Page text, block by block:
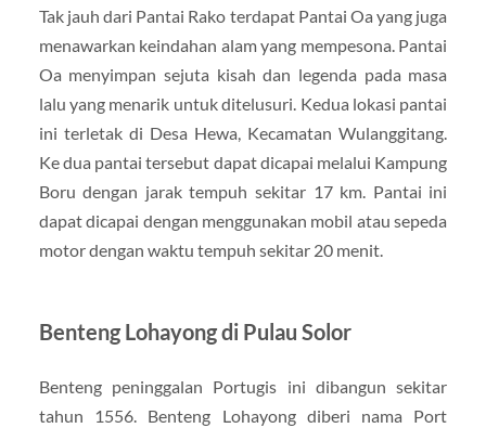
Tak jauh dari Pantai Rako terdapat Pantai Oa yang juga
menawarkan keindahan alam yang mempesona. Pantai
Oa menyimpan sejuta kisah dan legenda pada masa
lalu yang menarik untuk ditelusuri. Kedua lokasi pantai
ini terletak di Desa Hewa, Kecamatan Wulanggitang.
Ke dua pantai tersebut dapat dicapai melalui Kampung
Boru dengan jarak tempuh sekitar 17 km. Pantai ini
dapat dicapai dengan menggunakan mobil atau sepeda
motor dengan waktu tempuh sekitar 20 menit.
Benteng Lohayong di Pulau Solor
Benteng peninggalan Portugis ini dibangun sekitar
tahun 1556. Benteng Lohayong diberi nama Port